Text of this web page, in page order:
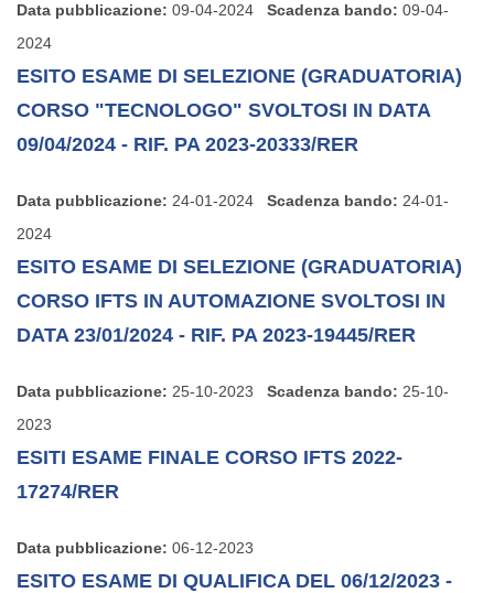
Data pubblicazione: 09-04-2024 Scadenza bando: 09-04-
2024
ESITO ESAME DI SELEZIONE (GRADUATORIA)
CORSO "TECNOLOGO" SVOLTOSI IN DATA
09/04/2024 - RIF. PA 2023-20333/RER
Data pubblicazione: 24-01-2024 Scadenza bando: 24-01-
2024
ESITO ESAME DI SELEZIONE (GRADUATORIA)
CORSO IFTS IN AUTOMAZIONE SVOLTOSI IN
DATA 23/01/2024 - RIF. PA 2023-19445/RER
Data pubblicazione: 25-10-2023 Scadenza bando: 25-10-
2023
ESITI ESAME FINALE CORSO IFTS 2022-
17274/RER
Data pubblicazione: 06-12-2023
ESITO ESAME DI QUALIFICA DEL 06/12/2023 -